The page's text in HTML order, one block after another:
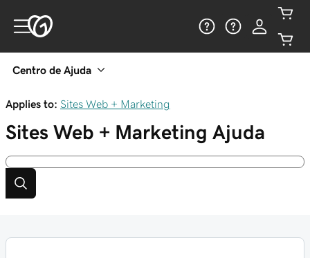
Centro de Ajuda
Applies to: Sites Web + Marketing
Sites Web + Marketing Ajuda